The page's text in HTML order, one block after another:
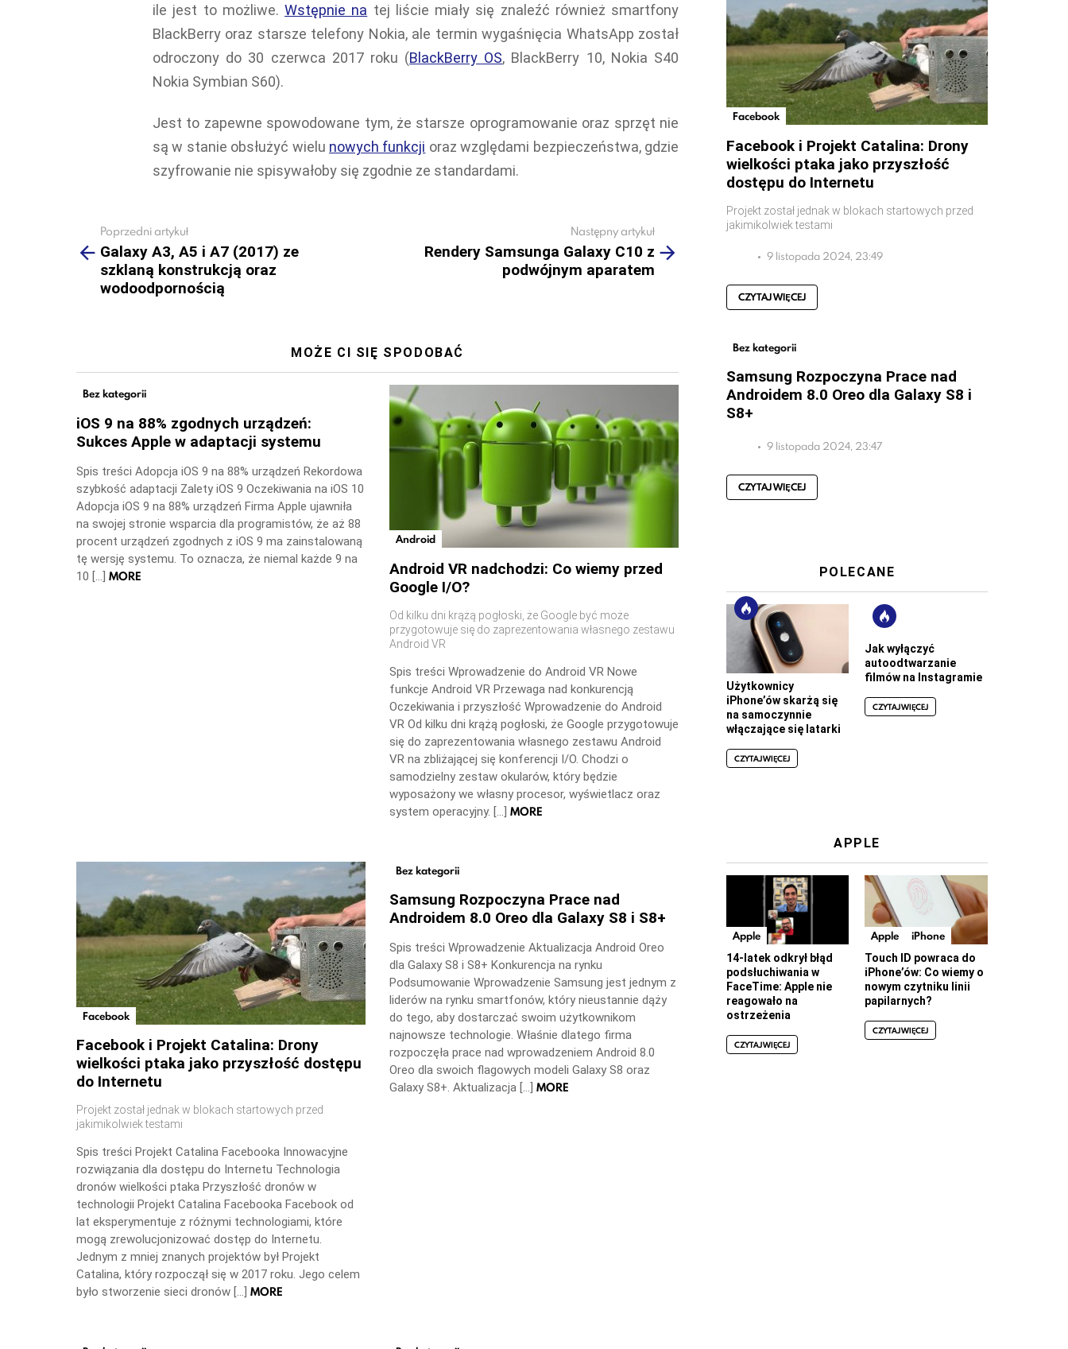
ile jest to możliwe. Wstępnie na tej liście miały się znaleźć również smartfony
BlackBerry oraz starsze telefony Nokia, ale termin wygaśnięcia WhatsApp został
odroczony do 30 czerwca 2017 roku (BlackBerry OS, BlackBerry 10, Nokia S40
Nokia Symbian S60).
Jest to zapewne spowodowane tym, że starsze oprogramowanie oraz sprzęt nie
są w stanie obsłużyć wielu nowych funkcji oraz względami bezpieczeństwa, gdzie
szyfrowanie nie spisywałoby się zgodnie ze standardami.
more
Poprzedni artykuł
Galaxy A3, A5 i A7 (2017) ze
szklaną konstrukcją oraz
wodoodpornością
Następny artykuł
Rendery Samsunga Galaxy C10 z
podwójnym aparatem
MOŻE CI SIĘ SPODOBAĆ
Bez kategorii
iOS 9 na 88% zgodnych urządzeń:
Sukces Apple w adaptacji systemu
Spis treści Adopcja iOS 9 na 88% urządzeń Rekordowa
szybkość adaptacji Zalety iOS 9 Oczekiwania na iOS 10
Adopcja iOS 9 na 88% urządzeń Firma Apple ujawniła
na swojej stronie wsparcia dla programistów, że aż 88
procent urządzeń zgodnych z iOS 9 ma zainstalowaną
tę wersję systemu. To oznacza, że niemal każde 9 na
10 […] MORE
Android
Android VR nadchodzi: Co wiemy przed
Google I/O?
Od kilku dni krążą pogłoski, że Google być może
przygotowuje się do zaprezentowania własnego zestawu
Android VR
Spis treści Wprowadzenie do Android VR Nowe
funkcje Android VR Przewaga nad konkurencją
Oczekiwania i przyszłość Wprowadzenie do Android
VR Od kilku dni krążą pogłoski, że Google przygotowuje
się do zaprezentowania własnego zestawu Android
VR na zbliżającej się konferencji I/O. Chodzi o
samodzielny zestaw okularów, który będzie
wyposażony we własny procesor, wyświetlacz oraz
system operacyjny. […] MORE
Facebook
Facebook i Projekt Catalina: Drony
wielkości ptaka jako przyszłość dostępu
do Internetu
Projekt został jednak w blokach startowych przed
jakimikolwiek testami
Spis treści Projekt Catalina Facebooka Innowacyjne
rozwiązania dla dostępu do Internetu Technologia
dronów wielkości ptaka Przyszłość dronów w
technologii Projekt Catalina Facebooka Facebook od
lat eksperymentuje z różnymi technologiami, które
mogą zrewolucjonizować dostęp do Internetu.
Jednym z mniej znanych projektów był Projekt
Catalina, który rozpoczął się w 2017 roku. Jego celem
było stworzenie sieci dronów […] MORE
Bez kategorii
Samsung Rozpoczyna Prace nad
Androidem 8.0 Oreo dla Galaxy S8 i S8+
Spis treści Wprowadzenie Aktualizacja Android Oreo
dla Galaxy S8 i S8+ Konkurencja na rynku
Podsumowanie Wprowadzenie Samsung jest jednym z
liderów na rynku smartfonów, który nieustannie dąży
do tego, aby dostarczać swoim użytkownikom
najnowsze technologie. Właśnie dlatego firma
rozpoczęła prace nad wprowadzeniem Android 8.0
Oreo dla swoich flagowych modeli Galaxy S8 oraz
Galaxy S8+. Aktualizacja […] MORE
Facebook
Facebook i Projekt Catalina: Drony
wielkości ptaka jako przyszłość
dostępu do Internetu
Projekt został jednak w blokach startowych przed
jakimikolwiek testami
9 listopada 2024, 23:49
CZYTAJ WIĘCEJ
Bez kategorii
Samsung Rozpoczyna Prace nad
Androidem 8.0 Oreo dla Galaxy S8 i
S8+
9 listopada 2024, 23:47
CZYTAJ WIĘCEJ
POLECANE
Użytkownicy
iPhone’ów skarżą się
na samoczynnie
włączające się latarki
CZYTAJ WIĘCEJ
Jak wyłączyć
autoodtwarzanie
filmów na Instagramie
CZYTAJ WIĘCEJ
APPLE
Apple
14-latek odkrył błąd
podsłuchiwania w
FaceTime: Apple nie
reagowało na
ostrzeżenia
CZYTAJ WIĘCEJ
Apple iPhone
Touch ID powraca do
iPhone’ów: Co wiemy o
nowym czytniku linii
papilarnych?
CZYTAJ WIĘCEJ